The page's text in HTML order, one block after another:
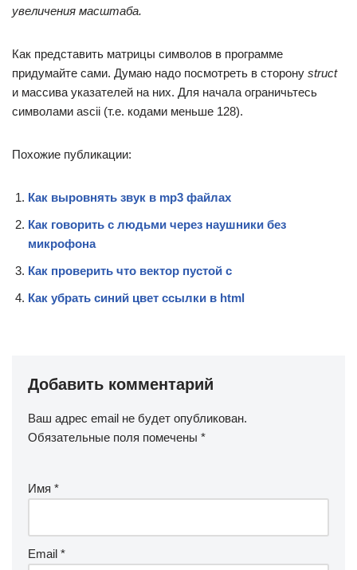
увеличения масштаба.
Как представить матрицы символов в программе
придумайте сами. Думаю надо посмотреть в сторону struct
и массива указателей на них. Для начала ограничьтесь
символами ascii (т.е. кодами меньше 128).
Похожие публикации:
Как выровнять звук в mp3 файлах
Как говорить с людьми через наушники без
микрофона
Как проверить что вектор пустой c
Как убрать синий цвет ссылки в html
Добавить комментарий
Ваш адрес email не будет опубликован.
Обязательные поля помечены *
Имя *
Email *